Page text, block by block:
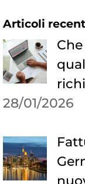
Articoli
28/01/2026